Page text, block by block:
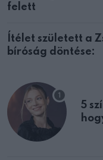
felett
Ítélet született a
bíróság döntése:
5